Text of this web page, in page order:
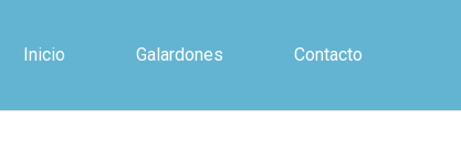
Inicio Galardones Contacto